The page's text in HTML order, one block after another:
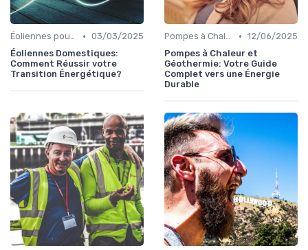
Éoliennes pour Particuliers • 03/03/2025
Éoliennes Domestiques:
Comment Réussir votre
Transition Énergétique?
Pompes à Chaleur et Géothermie • 12/06/2025
Pompes à Chaleur et
Géothermie: Votre Guide
Complet vers une Énergie
Durable